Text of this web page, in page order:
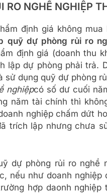
RO NGHỀ NGHIỆP
định giá không
quỹ dự phòng rủi ro
định giá (doanh thu
lập dự phòng phải trả.
sử dụng quỹ dự phòng
nghiệpcó số dư cuối
năm tài chính thì
nghiệp chấm dứt
trích lập nhưng chưa
dự phòng rủi ro nghề
nếu như doanh
hợp daonh nghiệp